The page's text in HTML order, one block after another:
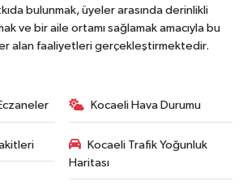
bulunmak, üyeler arasında derinlikli
ve bir aile ortamı sağlamak amacıyla bu
alan faaliyetleri gerçekleştirmektedir.
Kocaeli Hava Durumu
Kocaeli Trafik Yoğunluk
Haritası